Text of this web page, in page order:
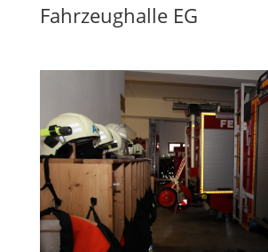
Fahrzeughalle EG